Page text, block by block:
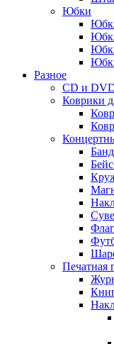
Юбки
Разное
CD и
Коврики
Печатная